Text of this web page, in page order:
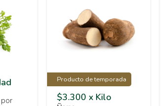
Producto de temporada
$3.300 x Kilo